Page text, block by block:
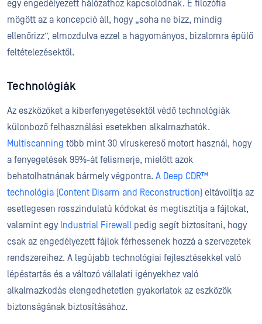
egy engedélyezett hálózathoz kapcsolódnak. E filozófia
mögött az a koncepció áll, hogy „soha ne bízz, mindig
ellenőrizz”, elmozdulva ezzel a hagyományos, bizalomra épülő
feltételezésektől.
Technológiák
Az eszközöket a kiberfenyegetésektől védő technológiák
különböző felhasználási esetekben alkalmazhatók.
Multiscanning több mint 30 víruskereső motort használ, hogy
a fenyegetések 99%-át felismerje, mielőtt azok
behatolhatnának bármely végpontra. A Deep CDR™
technológia (Content Disarm and Reconstruction) eltávolítja az
esetlegesen rosszindulatú kódokat és megtisztítja a fájlokat,
valamint egy Industrial Firewall pedig segít biztosítani, hogy
csak az engedélyezett fájlok férhessenek hozzá a szervezetek
rendszereihez. A legújabb technológiai fejlesztésekkel való
lépéstartás és a változó vállalati igényekhez való
alkalmazkodás elengedhetetlen gyakorlatok az eszközök
biztonságának biztosításához.